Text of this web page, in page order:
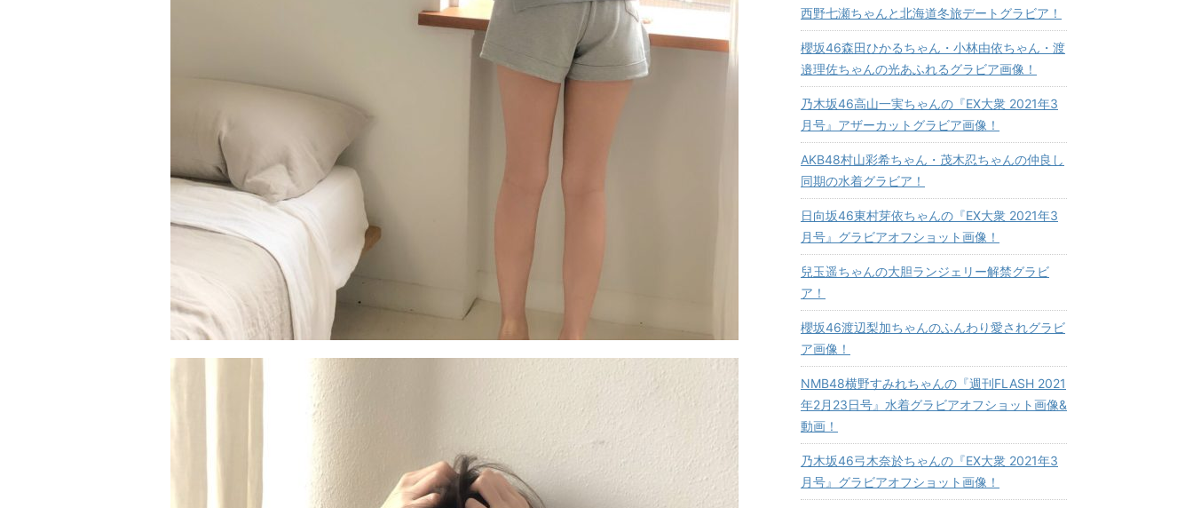
西野七瀬ちゃんと北海道冬旅デートグラビア！
櫻坂46森田ひかるちゃん・小林由依ちゃん・渡
邉理佐ちゃんの光あふれるグラビア画像！
乃木坂46高山一実ちゃんの『EX大衆 2021年3
月号』アザーカットグラビア画像！
AKB48村山彩希ちゃん・茂木忍ちゃんの仲良し
同期の水着グラビア！
日向坂46東村芽依ちゃんの『EX大衆 2021年3
月号』グラビアオフショット画像！
兒玉遥ちゃんの大胆ランジェリー解禁グラビ
ア！
櫻坂46渡辺梨加ちゃんのふんわり愛されグラビ
ア画像！
NMB48横野すみれちゃんの『週刊FLASH 2021
年2月23日号』水着グラビアオフショット画像&
動画！
乃木坂46弓木奈於ちゃんの『EX大衆 2021年3
月号』グラビアオフショット画像！